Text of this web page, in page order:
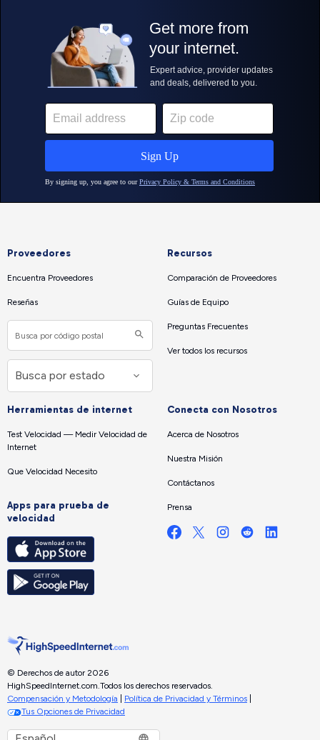
Proveedores
Encuentra Proveedores
Reseñas
Recursos
Comparación de Proveedores
Guías de Equipo
Preguntas Frecuentes
Ver todos los recursos
Herramientas de internet
Test Velocidad — Medir Velocidad de
Internet
Que Velocidad Necesito
Apps para prueba de
velocidad
Conecta con Nosotros
Acerca de Nosotros
Nuestra Misión
Contáctanos
Prensa
© Derechos de autor 2026
HighSpeedInternet.com.Todos los derechos reservados.
Compensación y Metodología
Política de Privacidad y Términos
Tus Opciones de Privacidad